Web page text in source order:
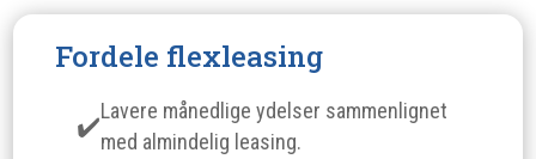
Fordele flexleasing
Lavere månedlige ydelser sammenlignet
med almindelig leasing.